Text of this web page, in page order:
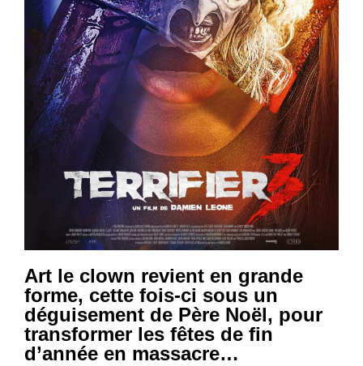
Art le clown revient en grande
forme, cette fois-ci sous un
déguisement de Père Noël, pour
transformer les fêtes de fin
d’année en massacre…